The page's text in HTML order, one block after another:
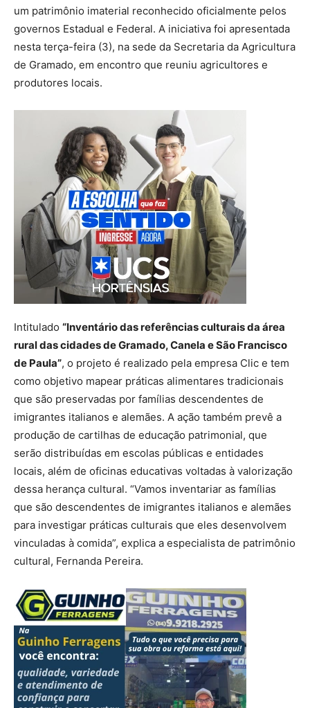
um patrimônio imaterial reconhecido oficialmente pelos
governos Estadual e Federal. A iniciativa foi apresentada
nesta terça-feira (3), na sede da Secretaria da Agricultura
de Gramado, em encontro que reuniu agricultores e
produtores locais.
Intitulado “Inventário das referências culturais da área
rural das cidades de Gramado, Canela e São Francisco
de Paula”, o projeto é realizado pela empresa Clic e tem
como objetivo mapear práticas alimentares tradicionais
que são preservadas por famílias descendentes de
imigrantes italianos e alemães. A ação também prevê a
produção de cartilhas de educação patrimonial, que
serão distribuídas em escolas públicas e entidades
locais, além de oficinas educativas voltadas à valorização
dessa herança cultural. “Vamos inventariar as famílias
que são descendentes de imigrantes italianos e alemães
para investigar práticas culturais que eles desenvolvem
vinculadas à comida”, explica a especialista de patrimônio
cultural, Fernanda Pereira.